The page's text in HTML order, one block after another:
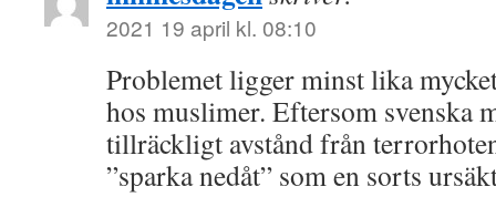
2021 19 april kl. 08:10
Problemet ligger minst lika
hos muslimer. Eftersom svenska
tillräckligt avstånd från
”sparka nedåt” som en sorts